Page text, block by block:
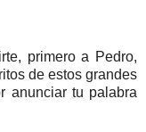
primero a Pedro,
de estos grandes
anunciar tu palabra